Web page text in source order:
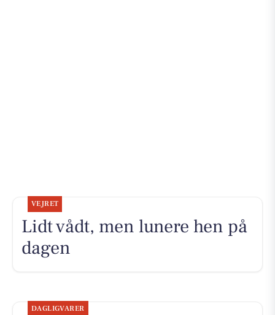
VEJRET
Lidt vådt, men lunere hen på
dagen
DAGLIGVARER